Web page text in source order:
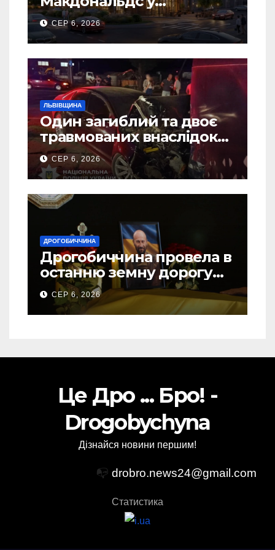
Дрогобичі? (Фото)
СЕР 6, 2026
ЛЬВІВЩИНА
Один загиблий та двоє
травмованих внаслідок
ДТП на Самбірщині
СЕР 6, 2026
ДРОГОБИЧЧИНА
Дрогобиччина провела в
останню земну дорогу
свого Захисника – Олега
Торського
СЕР 6, 2026
Це Дро ... Бро! -
Drogobychyna
Дізнайся новини першим!
📭 drobro.news24@gmail.com
Статистика